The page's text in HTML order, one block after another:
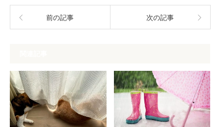
前の記事 次の記事